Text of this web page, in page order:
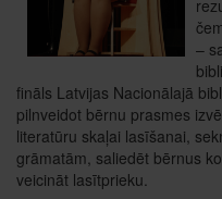
–
fināls Latvijas Nacionālajā
pilnveidot bērnu prasmes
literatūru skaļai lasīšanai,
grāmatām, saliedēt bērnus
veicināt lasītprieku.